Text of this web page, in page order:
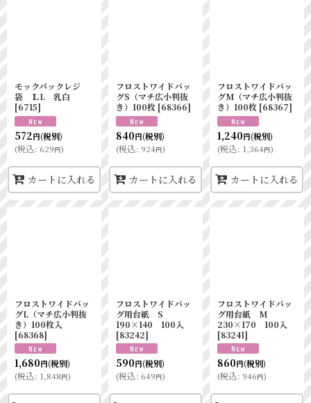
モックパックレジ
袋 ＬL 乳白
[6715]
572円(税別)
(税込: 629円)
カートに入れる
フロストワイドバッ
グS（マチ広小判抜
き）100枚 [68366]
840円(税別)
(税込: 924円)
カートに入れる
フロストワイドバッ
グM（マチ広小判抜
き）100枚 [68367]
1,240円(税別)
(税込: 1,364円)
カートに入れる
フロストワイドバッ
グL（マチ広小判抜
き）100枚入
[68368]
1,680円(税別)
(税込: 1,848円)
フロストワイドバッ
グ用台紙 S
190×140 100入
[83242]
590円(税別)
(税込: 649円)
フロストワイドバッ
グ用台紙 M
230×170 100入
[83241]
860円(税別)
(税込: 946円)